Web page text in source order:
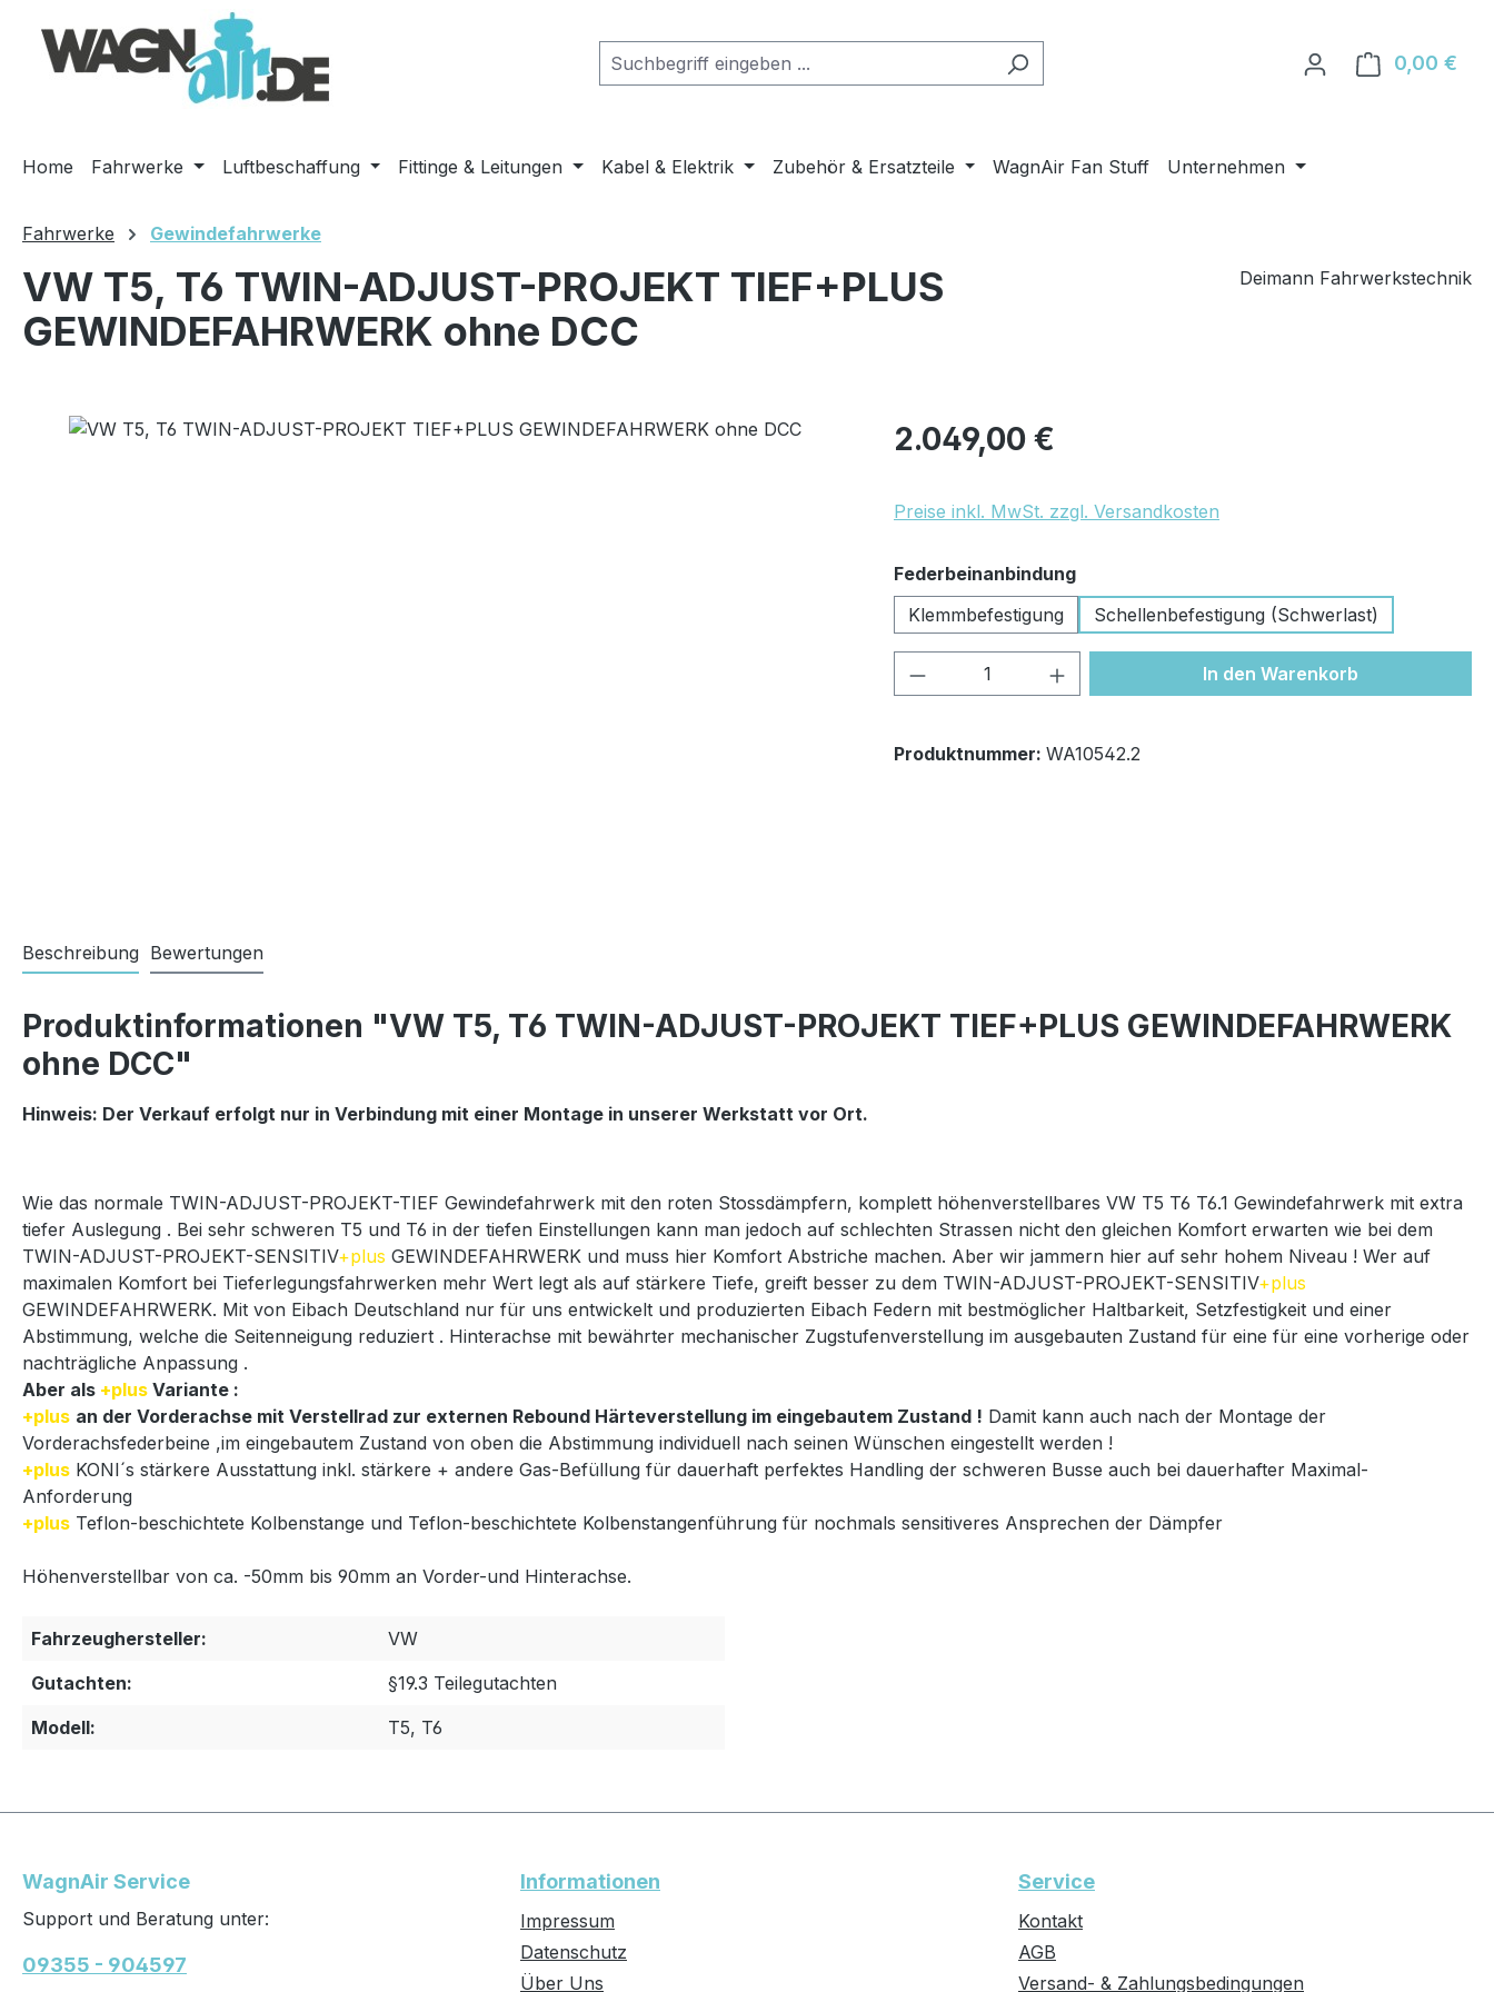
Hauptinhalt springen
Zur Suche springen
Zur Hauptnavigation springen
0,00 €
Home Fahrwerke Luftbeschaffung Fittinge & Leitungen Kabel & Elektrik Zubehör & Ersatzteile WagnAir Fan Stuff Unternehmen
Fahrwerke Gewindefahrwerke
VW T5, T6 TWIN-ADJUST-PROJEKT TIEF+PLUS
GEWINDEFAHRWERK ohne DCC
Deimann Fahrwerkstechnik
Bildergalerie überspringen Regulärer Preis:
2.049,00 €
Preise inkl. MwSt. zzgl. Versandkosten
Federbeinanbindungauswählen
Klemmbefestigung
Schellenbefestigung (Schwerlast)
Produkt Anzahl: Gib den gewünschten Wert
In den Warenkorb
Produktnummer: WA10542.2
Beschreibung Bewertungen
Produktinformationen "VW T5, T6 TWIN-ADJUST-PROJEKT TIEF+PLUS GEWINDEFAHRWERK
ohne DCC"
Hinweis: Der Verkauf erfolgt nur in Verbindung mit einer Montage in unserer Werkstatt vor Ort.
Wie das normale TWIN-ADJUST-PROJEKT-TIEF Gewindefahrwerk mit den roten Stossdämpfern, komplett höhenverstellbares VW T5 T6 T6.1 Gewindefahrwerk mit extra
tiefer Auslegung . Bei sehr schweren T5 und T6 in der tiefen Einstellungen kann man jedoch auf schlechten Strassen nicht den gleichen Komfort erwarten wie bei dem
TWIN-ADJUST-PROJEKT-SENSITIV+plus GEWINDEFAHRWERK und muss hier Komfort Abstriche machen. Aber wir jammern hier auf sehr hohem Niveau ! Wer auf
maximalen Komfort bei Tieferlegungsfahrwerken mehr Wert legt als auf stärkere Tiefe, greift besser zu dem TWIN-ADJUST-PROJEKT-SENSITIV+plus
GEWINDEFAHRWERK. Mit von Eibach Deutschland nur für uns entwickelt und produzierten Eibach Federn mit bestmöglicher Haltbarkeit, Setzfestigkeit und einer
Abstimmung, welche die Seitenneigung reduziert . Hinterachse mit bewährter mechanischer Zugstufenverstellung im ausgebauten Zustand für eine für eine vorherige oder
nachträgliche Anpassung .
Aber als +plus Variante :
+plus an der Vorderachse mit Verstellrad zur externen Rebound Härteverstellung im eingebautem Zustand ! Damit kann auch nach der Montage der
Vorderachsfederbeine ,im eingebautem Zustand von oben die Abstimmung individuell nach seinen Wünschen eingestellt werden !
+plus KONI´s stärkere Ausstattung inkl. stärkere + andere Gas-Befüllung für dauerhaft perfektes Handling der schweren Busse auch bei dauerhafter Maximal-
Anforderung
+plus Teflon-beschichtete Kolbenstange und Teflon-beschichtete Kolbenstangenführung für nochmals sensitiveres Ansprechen der Dämpfer
Höhenverstellbar von ca. -50mm bis 90mm an Vorder-und Hinterachse.
Fahrzeughersteller:
VW
Gutachten:
§19.3 Teilegutachten
Modell:
T5, T6
WagnAir Service
Support und Beratung unter:
09355 - 904597
Informationen
Impressum
Datenschutz
Über Uns
Service
Kontakt
AGB
Versand- & Zahlungsbedingungen